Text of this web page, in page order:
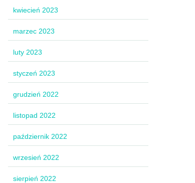
kwiecień 2023
marzec 2023
luty 2023
styczeń 2023
grudzień 2022
listopad 2022
październik 2022
wrzesień 2022
sierpień 2022